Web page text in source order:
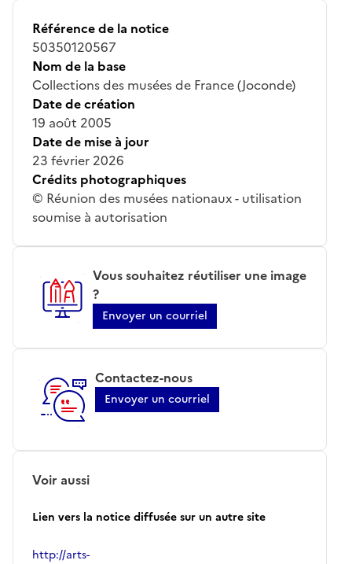
Référence de la notice
50350120567
Nom de la base
Collections des musées de France (Joconde)
Date de création
19 août 2005
Date de mise à jour
23 février 2026
Crédits photographiques
© Réunion des musées nationaux - utilisation
soumise à autorisation
Vous souhaitez réutiliser une image
?
Envoyer un courriel
Contactez-nous
Envoyer un courriel
Voir aussi
Lien vers la notice diffusée sur un autre site
http://arts-